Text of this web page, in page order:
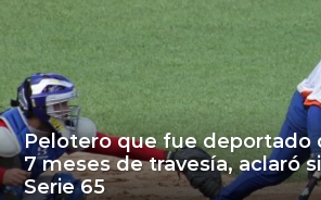
Pelotero que fue deportado
7 meses de travesía, aclaró
Serie 65